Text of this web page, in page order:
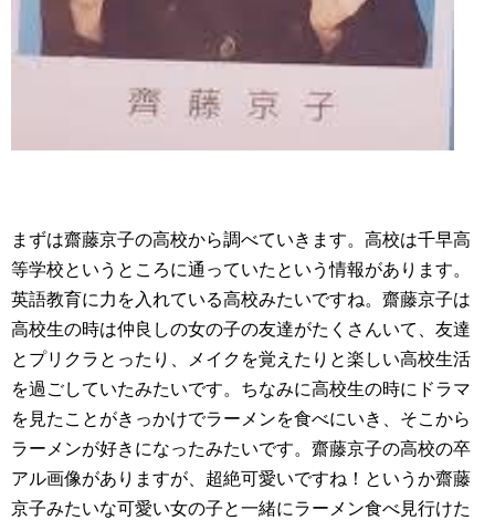
まずは齋藤京子の高校から調べていきます。高校は千早高
等学校というところに通っていたという情報があります。
英語教育に力を入れている高校みたいですね。齋藤京子は
高校生の時は仲良しの女の子の友達がたくさんいて、友達
とプリクラとったり、メイクを覚えたりと楽しい高校生活
を過ごしていたみたいです。ちなみに高校生の時にドラマ
を見たことがきっかけでラーメンを食べにいき、そこから
ラーメンが好きになったみたいです。齋藤京子の高校の卒
アル画像がありますが、超絶可愛いですね！というか齋藤
京子みたいな可愛い女の子と一緒にラーメン食べ見行けた